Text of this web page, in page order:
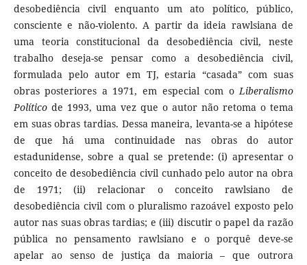
desobediência civil enquanto um ato político, público,
consciente e não-violento. A partir da ideia rawlsiana de
uma teoria constitucional da desobediência civil, neste
trabalho deseja-se pensar como a desobediência civil,
formulada pelo autor em TJ, estaria “casada” com suas
obras posteriores a 1971, em especial com oLiberalismo
Políticode 1993, uma vez que o autor não retoma o tema
em suas obras tardias. Dessa maneira, levanta-se a hipótese
de que há uma continuidade nas obras do autor
estadunidense, sobre a qual se pretende: (i) apresentar o
conceito de desobediência civil cunhado pelo autor na obra
de 1971; (ii) relacionar o conceito rawlsiano de
desobediência civil com o pluralismo razoável exposto pelo
autor nas suas obras tardias; e (iii) discutir o papel da razão
pública no pensamento rawlsiano e o porquê deve-se
apelar ao senso de justiça da maioria – que outrora